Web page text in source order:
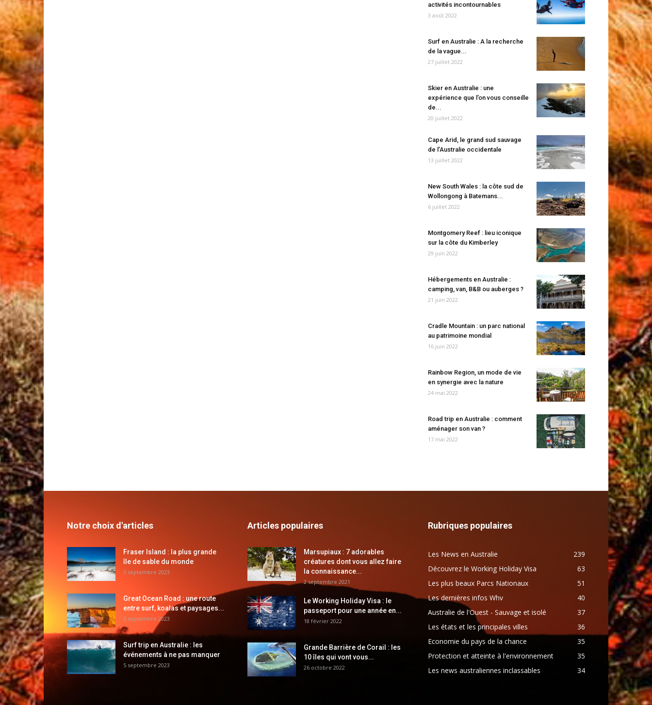
activités incontournables
3 août 2022
Surf en Australie : A la recherche
de la vague...
27 juillet 2022
Skier en Australie : une
expérience que l’on vous conseille
de...
20 juillet 2022
Cape Arid, le grand sud sauvage
de l’Australie occidentale
13 juillet 2022
New South Wales : la côte sud de
Wollongong à Batemans...
6 juillet 2022
Montgomery Reef : lieu iconique
sur la côte du Kimberley
29 juin 2022
Hébergements en Australie :
camping, van, B&B ou auberges ?
21 juin 2022
Cradle Mountain : un parc national
au patrimoine mondial
16 juin 2022
Rainbow Region, un mode de vie
en synergie avec la nature
24 mai 2022
Road trip en Australie : comment
aménager son van ?
17 mai 2022
Notre choix d'articles
Fraser Island : la plus grande
île de sable du monde
5 septembre 2023
Great Ocean Road : une route
entre surf, koalas et paysages...
5 septembre 2023
Surf trip en Australie : les
événements à ne pas manquer
5 septembre 2023
Articles populaires
Marsupiaux : 7 adorables
créatures dont vous allez faire
la connaissance...
2 septembre 2021
Le Working Holiday Visa : le
passeport pour une année en...
18 février 2022
Grande Barrière de Corail : les
10 îles qui vont vous...
26 octobre 2022
Rubriques populaires
Les News en Australie
239
Découvrez le Working Holiday Visa
63
Les plus beaux Parcs Nationaux
51
Les dernières infos Whv
40
Australie de l'Ouest - Sauvage et isolé
37
Les états et les principales villes
36
Economie du pays de la chance
35
Protection et atteinte à l'environnement
35
Les news australiennes inclassables
34